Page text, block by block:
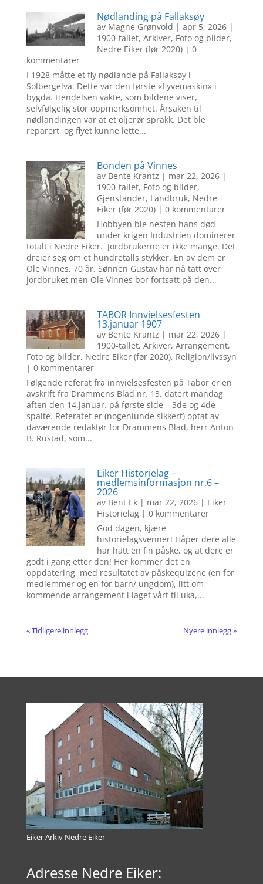
Nødlanding på Fallaksøy
av Magne Grønvold | apr 5, 2026|
1900-tallet, Arkiver, Foto og bilder,
Nedre Eiker (før 2020)| 0
kommentarer
I 1928 måtte et fly nødlande på Fallaksøy i
Solbergelva. Dette var den første «flyvemaskin» i
bygda. Hendelsen vakte, som bildene viser,
selvfølgelig stor oppmerksomhet. Årsaken til
nødlandingen var at et oljerør sprakk. Det ble
reparert, og flyet kunne lette...
Bonden på Vinnes
av Bente Krantz | mar 22, 2026|
1900-tallet, Foto og bilder,
Gjenstander, Landbruk, Nedre
Eiker (før 2020)| 0 kommentarer
Hobbyen ble nesten hans død
under krigen Industrien dominerer
totalt i Nedre Eiker. Jordbrukerne er ikke mange. Det
dreier seg om et hundretalls stykker. En av dem er
Ole Vinnes, 70 år. Sønnen Gustav har nå tatt over
jordbruket men Ole Vinnes bor fortsatt på den...
TABOR Innvielsesfesten
13.januar 1907
av Bente Krantz | mar 22, 2026|
1900-tallet, Arkiver, Arrangement,
Foto og bilder, Nedre Eiker (før 2020), Religion/livssyn
| 0 kommentarer
Følgende referat fra innvielsesfesten på Tabor er en
avskrift fra Drammens Blad nr. 13, datert mandag
aften den 14.januar. på første side – 3de og 4de
spalte. Referatet er (nogenlunde sikkert) optat av
daværende redaktør for Drammens Blad, herr Anton
B. Rustad, som...
Eiker Historielag –
medlemsinformasjon nr.6 –
2026
av Bent Ek| mar 22, 2026| Eiker
Historielag| 0 kommentarer
God dagen, kjære
historielagsvenner! Håper dere alle
har hatt en fin påske, og at dere er
godt i gang etter den! Her kommer det en
oppdatering, med resultatet av påskequizene (en for
medlemmer og en for barn/ ungdom), litt om
kommende arrangement i laget vårt til uka,...
« Tidligere innlegg Nyere innlegg »
Eiker Arkiv Nedre Eiker
Adresse Nedre Eiker: